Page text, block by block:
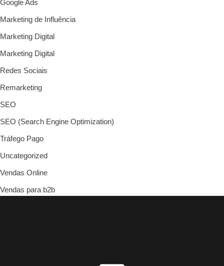
Google Ads
Marketing de Influência
Marketing Digital
Marketing Digital
Redes Sociais
Remarketing
SEO
SEO (Search Engine Optimization)
Tráfego Pago
Uncategorized
Vendas Online
Vendas para b2b